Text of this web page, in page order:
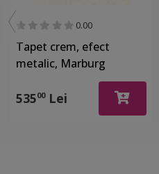
0.00
Tapet crem, efect
metalic, Marburg
Gloockler 52502
53500Lei